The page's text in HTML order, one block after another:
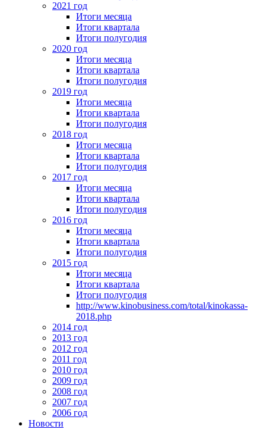
2021 год
Итоги месяца
Итоги квартала
Итоги полугодия
2020 год
Итоги месяца
Итоги квартала
Итоги полугодия
2019 год
Итоги месяца
Итоги квартала
Итоги полугодия
2018 год
Итоги месяца
Итоги квартала
Итоги полугодия
2017 год
Итоги месяца
Итоги квартала
Итоги полугодия
2016 год
Итоги месяца
Итоги квартала
Итоги полугодия
2015 год
Итоги месяца
Итоги квартала
Итоги полугодия
http://www.kinobusiness.com/total/kinokassa-
2018.php
2014 год
2013 год
2012 год
2011 год
2010 год
2009 год
2008 год
2007 год
2006 год
Новости